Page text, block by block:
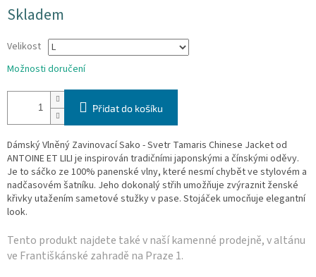
cena:
Skladem
Velikost
Možnosti doručení
Přidat do košíku
Dámský Vlněný Zavinovací Sako - Svetr Tamaris Chinese Jacket od
ANTOINE ET LILI je inspirován tradičními japonskými a čínskými oděvy.
Je to sáčko ze 100% panenské vlny, které nesmí chybět ve stylovém a
nadčasovém šatníku. Jeho dokonalý střih umožňuje zvýraznit ženské
křivky utažením sametové stužky v pase. Stojáček umocňuje elegantní
look.
Tento produkt najdete také v naší­ kamenné prodejně, v altánu
ve Františkánské zahradě na Praze 1.